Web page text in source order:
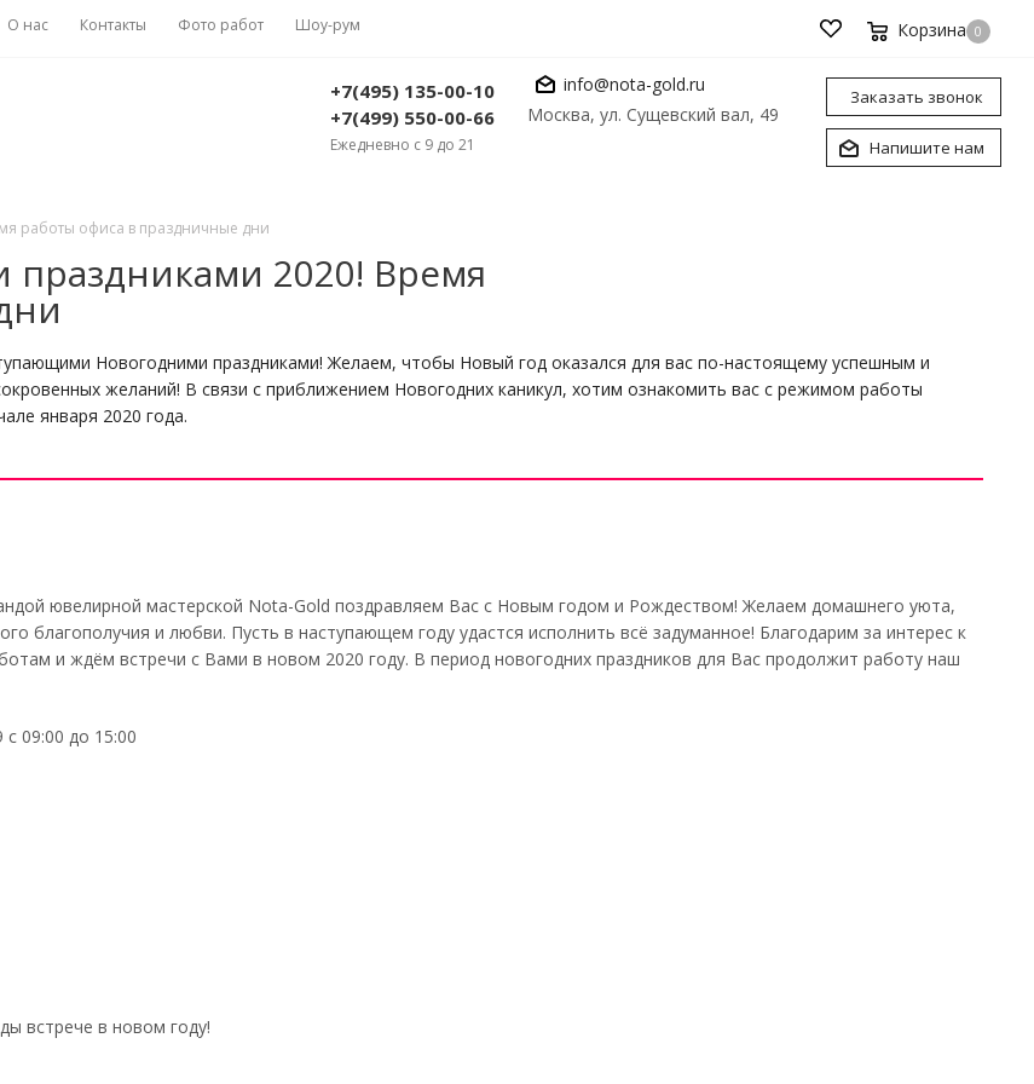
О нас Контакты Фото работ Шоу-рум Корзина 0
+7(495) 135-00-10
+7(499) 550-00-66
Ежедневно с 9 до 21
info@nota-gold.ru
Москва, ул. Сущевский вал, 49
Заказать звонок
Напишите нам
работы офиса в праздничные дни
2020! Время
Новогодними праздниками! Желаем, чтобы Новый год оказался для вас по-настоящему успешным и
желаний! В связи с приближением Новогодних каникул, хотим ознакомить вас с режимом работы
января 2020 года.
ювелирной мастерской Nota-Gold поздравляем Вас с Новым годом и Рождеством! Желаем домашнего уюта,
благополучия и любви. Пусть в наступающем году удастся исполнить всё задуманное! Благодарим за интерес к
и ждём встречи с Вами в новом 2020 году. В период новогодних праздников для Вас продолжит работу наш
с 09:00 до 15:00
встрече в новом году!